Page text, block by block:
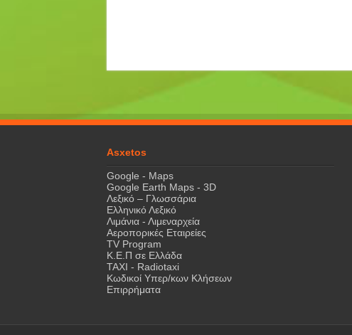
Asxetos
Google - Maps
Google Earth Maps - 3D
Λεξικό – Γλωσσάρια
Ελληνικό Λεξικό
Λιμάνια - Λιμεναρχεία
Αεροπορικές Εταιρείες
TV Program
Κ.Ε.Π σε Ελλάδα
ΤΑΧΙ - Radiotaxi
Κωδικοί Υπερ/κων Κλήσεων
Επιρρήματα